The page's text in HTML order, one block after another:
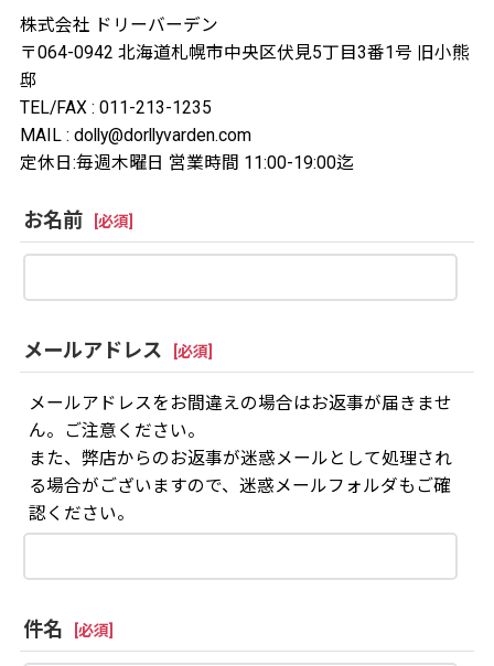
株式会社 ドリーバーデン
〒064-0942 北海道札幌市中央区伏見5丁目3番1号 旧小熊
邸
TEL/FAX : 011-213-1235
MAIL : dolly@dorllyvarden.com
定休日:毎週木曜日 営業時間 11:00-19:00迄
お名前 必須
メールアドレス 必須
メールアドレスをお間違えの場合はお返事が届きませ
ん。ご注意ください。
また、弊店からのお返事が迷惑メールとして処理され
る場合がございますので、迷惑メールフォルダもご確
認ください。
件名 必須